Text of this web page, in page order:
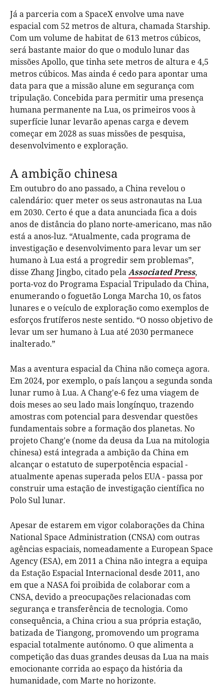
Já a parceria com a SpaceX envolve uma nave
espacial com 52 metros de altura, chamada Starship.
Com um volume de habitat de 613 metros cúbicos,
será bastante maior do que o modulo lunar das
missões Apollo, que tinha sete metros de altura e 4,5
metros cúbicos. Mas ainda é cedo para apontar uma
data para que a missão alune em segurança com
tripulação. Concebida para permitir uma presença
humana permanente na Lua, os primeiros voos à
superfície lunar levarão apenas carga e devem
começar em 2028 as suas missões de pesquisa,
desenvolvimento e exploração.
A ambição chinesa
Em outubro do ano passado, a China revelou o
calendário: quer meter os seus astronautas na Lua
em 2030. Certo é que a data anunciada fica a dois
anos de distância do plano norte-americano, mas não
está a anos-luz. “Atualmente, cada programa de
investigação e desenvolvimento para levar um ser
humano à Lua está a progredir sem problemas”,
disse Zhang Jingbo, citado pelaAssociated Press,
porta-voz do Programa Espacial Tripulado da China,
enumerando o foguetão Longa Marcha 10, os fatos
lunares e o veículo de exploração como exemplos de
esforços frutíferos neste sentido. “O nosso objetivo de
levar um ser humano à Lua até 2030 permanece
inalterado.”
Mas a aventura espacial da China não começa agora.
Em 2024, por exemplo, o país lançou a segunda sonda
lunar rumo à Lua. A Chang'e-6 fez uma viagem de
dois meses ao seu lado mais longínquo, trazendo
amostras com potencial para desvendar questões
fundamentais sobre a formação dos planetas. No
projeto Chang'e (nome da deusa da Lua na mitologia
chinesa) está integrada a ambição da China em
alcançar o estatuto de superpotência espacial -
atualmente apenas superada pelos EUA - passa por
construir uma estação de investigação científica no
Polo Sul lunar.
Apesar de estarem em vigor colaborações da China
National Space Administration (CNSA) com outras
agências espaciais, nomeadamente a European Space
Agency (ESA), em 2011 a China não integra a equipa
da Estação Espacial Internacional desde 2011, ano
em que a NASA foi proibida de colaborar com a
CNSA, devido a preocupações relacionadas com
segurança e transferência de tecnologia. Como
consequência, a China criou a sua própria estação,
batizada de Tiangong, promovendo um programa
espacial totalmente autónomo. O que alimenta a
competição das duas grandes deusas da Lua na mais
emocionante corrida ao espaço da história da
humanidade, com Marte no horizonte.